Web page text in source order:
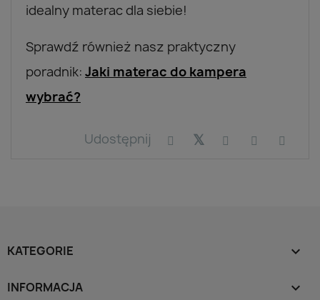
idealny materac dla siebie!
Sprawdź również nasz praktyczny
poradnik: Jaki materac do kampera
wybrać?
Udostępnij
KATEGORIE 
INFORMACJA 